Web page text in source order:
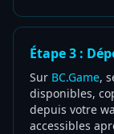
Étape 3 :
Sur BC.Game,
disponibles,
depuis votre
accessibles